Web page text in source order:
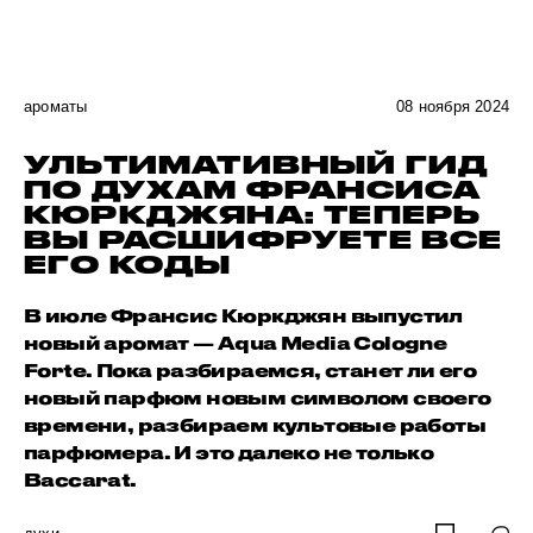
ароматы 08 ноября 2024
УЛЬТИМАТИВНЫЙ ГИД
ПО ДУХАМ ФРАНСИСА
КЮРКДЖЯНА: ТЕПЕРЬ
ВЫ РАСШИФРУЕТЕ ВСЕ
ЕГО КОДЫ
В июле Франсис Кюркджян выпустил
новый аромат — Aqua Media Cologne
Forte. Пока разбираемся, станет ли его
новый парфюм новым символом своего
времени, разбираем культовые работы
парфюмера. И это далеко не только
Baccarat.